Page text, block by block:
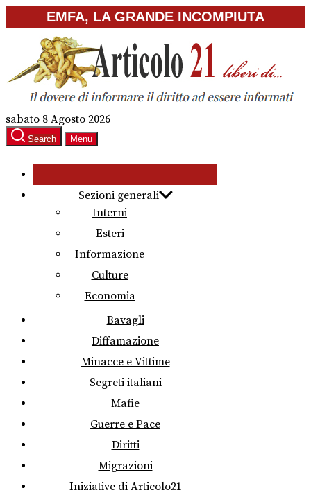
to
content
EMFA, LA GRANDE INCOMPIUTA
sabato 8 Agosto 2026
Search Menu
Sezioni generali
Interni
Esteri
Informazione
Culture
Economia
Bavagli
Diffamazione
Minacce e Vittime
Segreti italiani
Mafie
Guerre e Pace
Diritti
Migrazioni
Iniziative di Articolo21